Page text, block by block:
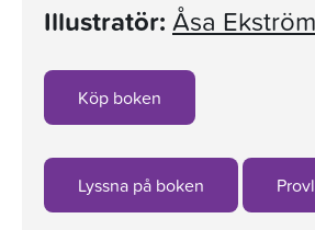
Illustratör: Åsa Ekström
Köp boken
Lyssna på boken